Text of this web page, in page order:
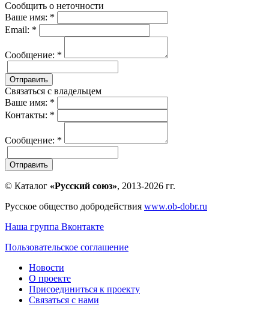
Сообщить о неточности
Ваше имя: *
Email: *
Сообщение: *
Отправить
Связаться с владельцем
Ваше имя: *
Контакты: *
Сообщение: *
Отправить
© Каталог «Русский союз», 2013-2026 гг.
Русское общество добродействия www.ob-dobr.ru
Наша группа Вконтакте
Пользовательское соглашение
Новости
О проекте
Присоединиться к проекту
Связаться с нами